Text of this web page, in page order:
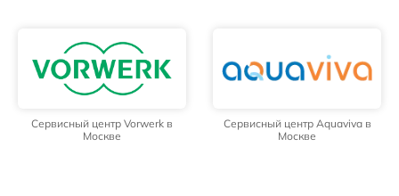
Сервисный центр Vorwerk в
Москве
Сервисный центр Aquaviva в
Москве